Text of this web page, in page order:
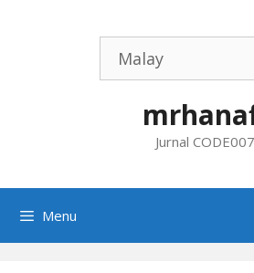
Jurnal CODE007
Menu